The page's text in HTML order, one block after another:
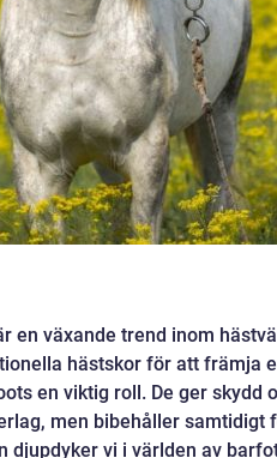
en växande trend inom
hästskor för att främja
en viktig roll. De ger
men bibehåller samtidigt
djupdyker vi i världen av